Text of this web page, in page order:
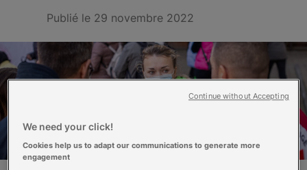
Publié le 29 novembre 2022
We need your click!
Cookies help us to adapt our communications to generate more
engagement
Continue without Accepting